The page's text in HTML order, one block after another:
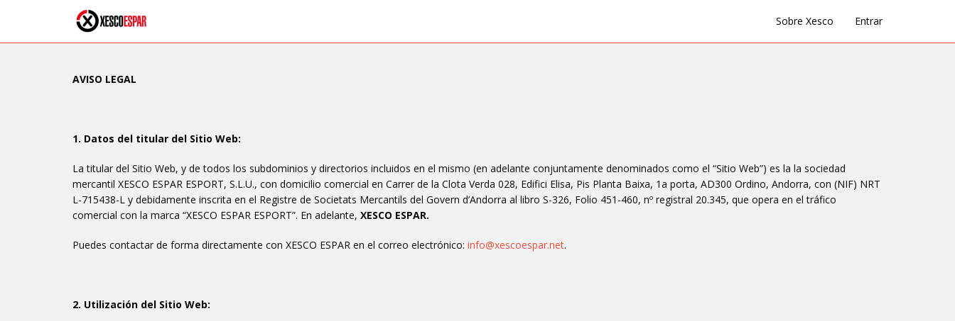
Sobre Xesco Entrar
AVISO LEGAL
1. Datos del titular del Sitio Web:
La titular del Sitio Web, y de todos los subdominios y directorios incluidos en el mismo (en adelante conjuntamente denominados como el “Sitio Web”) es la la sociedad
mercantil XESCO ESPAR ESPORT, S.L.U., con domicilio comercial en Carrer de la Clota Verda 028, Edifici Elisa, Pis Planta Baixa, 1a porta, AD300 Ordino, Andorra, con (NIF) NRT
L-715438-L y debidamente inscrita en el Registre de Societats Mercantils del Govern d’Andorra al libro S-326, Folio 451-460, nº registral 20.345, que opera en el tráfico
comercial con la marca “XESCO ESPAR ESPORT”. En adelante, XESCO ESPAR.
Puedes contactar de forma directamente con XESCO ESPAR en el correo electrónico: info@xescoespar.net.
2. Utilización del Sitio Web: